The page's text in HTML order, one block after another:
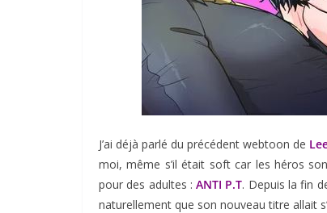
J’ai déjà parlé du précédent webtoon de
moi, même s’il était soft car les héros
pour des adultes : ANTI P.T. Depuis la fin
naturellement que son nouveau titre allait